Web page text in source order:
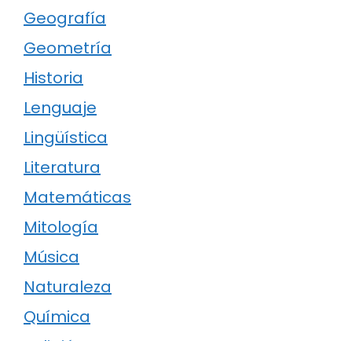
Geografía
Geometría
Historia
Lenguaje
Lingüística
Literatura
Matemáticas
Mitología
Música
Naturaleza
Química